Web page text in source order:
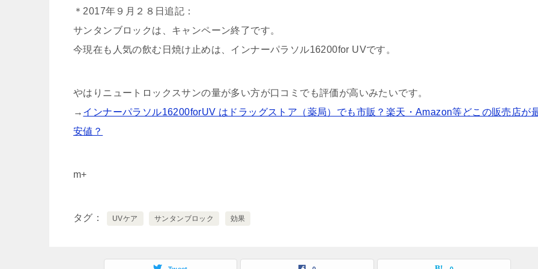
＊2017年９月２８日追記：
サンタンブロックは、キャンペーン終了です。
今現在も人気の飲む日焼け止めは、インナーパラソル16200for UVです。
やはりニュートロックスサンの量が多い方が口コミでも評価が高いみたいです。
→ インナーパラソル16200forUV はドラッグストア（薬局）でも市販？楽天・Amazon等どこの販売店が
安値？
m+
タグ UVケア サンタンブロック 効果